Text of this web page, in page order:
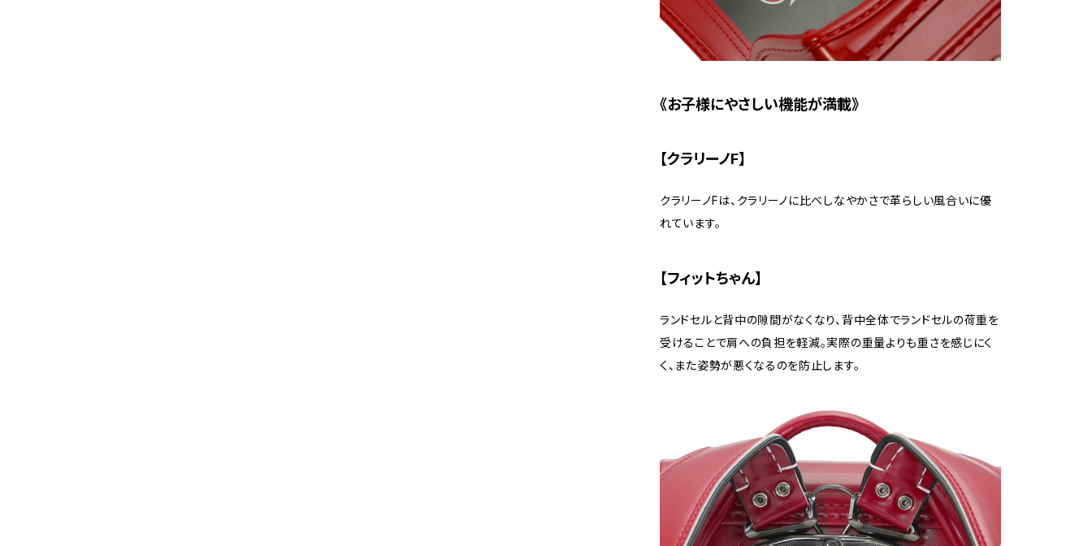
《お子様にやさしい機能が満載》
【クラリーノF】
クラリーノFは、クラリーノに比べしなやかさで革らしい風合いに優
れています。
【フィットちゃん】
ランドセルと背中の隙間がなくなり、背中全体でランドセルの荷重を
受けることで肩への負担を軽減。実際の重量よりも重さを感じにく
く、また姿勢が悪くなるのを防止します。